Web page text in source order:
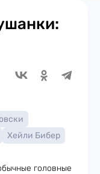
Хейли Бибер
головные